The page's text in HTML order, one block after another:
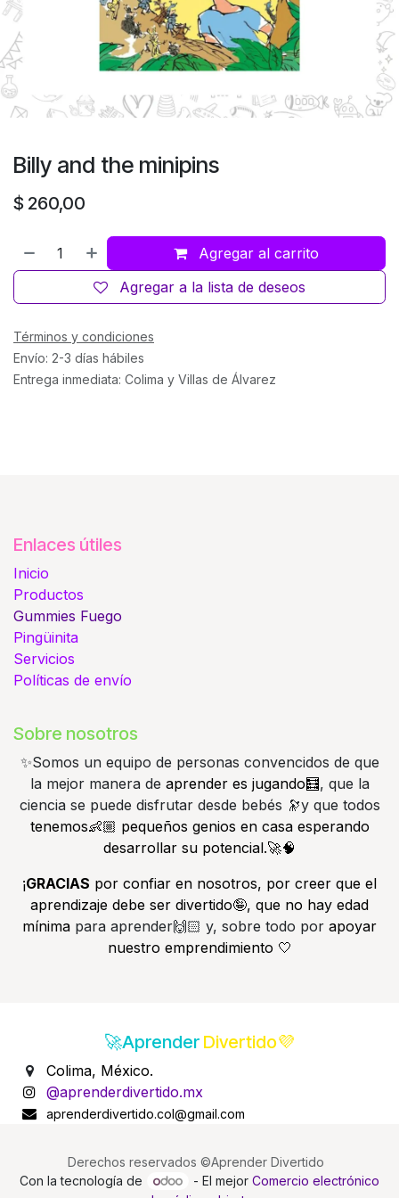
Billy and the minipins
$ 260,00
Agregar al carrito
Agregar a la lista de deseos
Términos y condiciones
Envío: 2-3 días hábiles
Entrega inmediata: Colima y Villas de Álvarez
Enlaces útiles
Inicio
Productos
Gummies Fuego
Pingüinita
Servicios
Políticas de envío
Sobre nosotros
✨️Somos un equipo de personas convencidos de que
la mejor manera de aprender es jugando🧮, que la
ciencia se puede disfrutar desde bebés 🔭y que todos
tenemos👶🏼 pequeños genios en casa esperando
desarrollar su potencial.🚀🧠
¡GRACIAS por confiar en nosotros, por creer que el
aprendizaje debe ser divertido🤪, que no hay edad
mínima para aprender🙌🏻 y, sobre todo por apoyar
nuestro emprendimiento 🤍
🚀Aprender Divertido💜
Colima, México.
@aprenderdivertido.mx
aprenderdivertido.col@gmail.com
Derechos reservados ©Aprender Divertido
Con la tecnología de
- El mejor Comercio electrónico